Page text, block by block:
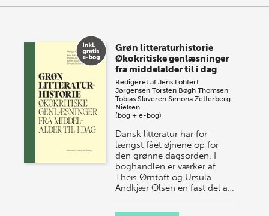
Grøn litteraturhistorie
Økokritiske genlæsninger
fra middelalder til i dag
Redigeret afJens Lohfert
Jørgensen Torsten Bøgh Thomsen
Tobias Skiveren Simona Zetterberg-
Nielsen
(bog + e-bog)
Dansk litteratur har for
længst fået øjnene op for
den grønne dagsorden. I
boghandlen er værker af
Theis Ørntoft og Ursula
Andkjær Olsen en fast del a…